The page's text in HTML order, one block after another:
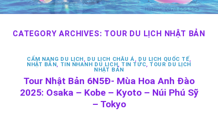
CATEGORY ARCHIVES: TOUR DU LỊCH NHẬT BẢN
CẨM NANG DU LỊCH, DU LỊCH CHÂU Á, DU LỊCH QUỐC TẾ,
NHẬT BẢN, TIN NHANH DU LỊCH, TIN TỨC, TOUR DU LỊCH
NHẬT BẢN
Tour Nhật Bản 6N5Đ- Mùa Hoa Anh Đào
2025: Osaka – Kobe – Kyoto – Núi Phú Sỹ
– Tokyo